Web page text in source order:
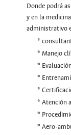
Donde podrá
y en la
administrativo
*
* Manejo
*
*
*
* Atención
*
* Aero-